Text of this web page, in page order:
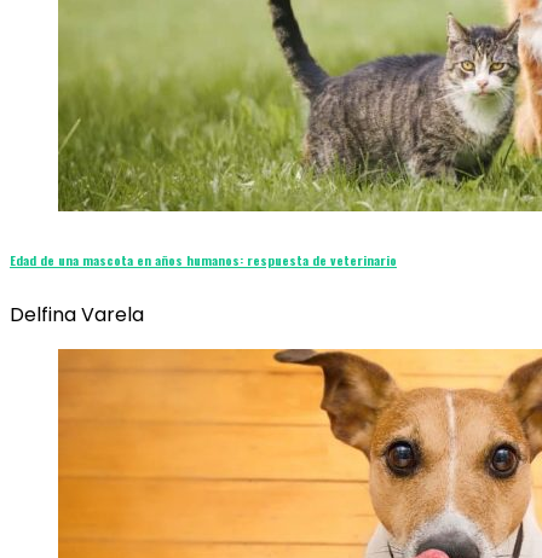
Edad de una mascota en años humanos: respuesta de veterinario
Delfina Varela